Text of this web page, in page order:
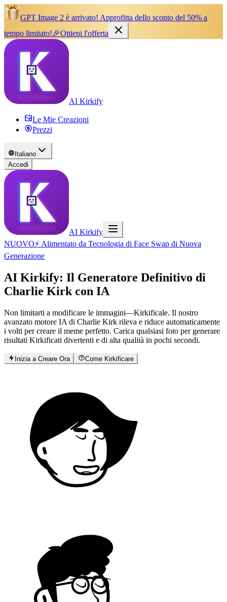
GPT Image 2 è arrivato! Approfitta dello sconto del 50% a
tempo limitato!🎉Ottieni l'offerta
AI Kirkify
Le Mie Creazioni
Prezzi
Italiano
Accedi
AI Kirkify
NUOVO⚡ Alimentato da Tecnologia di Face Swap di Nuova
Generazione
AI Kirkify: Il Generatore Definitivo di
Charlie Kirk con IA
Non limitarti a modificare le immagini—Kirkificale. Il nostro
avanzato motore IA di Charlie Kirk rileva e riduce automaticamente
i volti per creare il meme perfetto. Carica qualsiasi foto per generare
risultati Kirkificati divertenti e di alta qualità in pochi secondi.
Inizia a Creare Ora Come Kirkificare